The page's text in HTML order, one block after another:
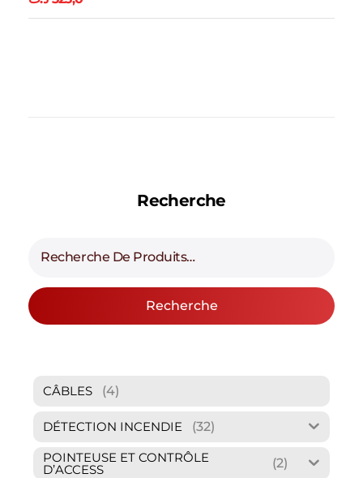
Recherche
Recherche
CÂBLES (4)
DÉTECTION INCENDIE
(32)
POINTEUSE ET CONTRÔLE
D’ACCESS (2)